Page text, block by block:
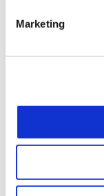
Marketing
AKTUALNOŚCI